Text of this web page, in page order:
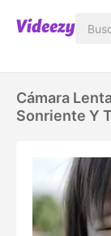
Cámara
Sonriente Y